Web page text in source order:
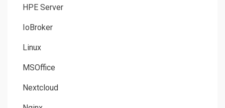
HPE Server
IoBroker
Linux
MSOffice
Nextcloud